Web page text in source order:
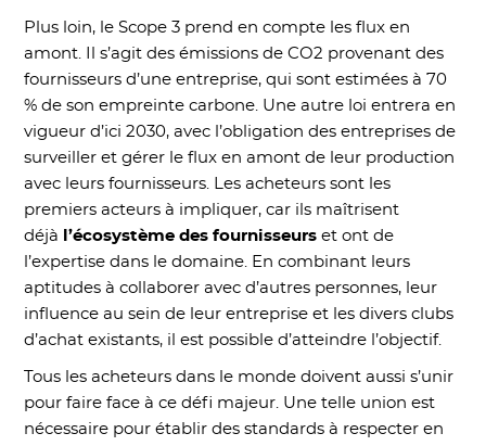
Plus loin, le Scope 3 prend en compte les flux en
amont. Il s’agit des émissions de CO2 provenant des
fournisseurs d’une entreprise, qui sont estimées à 70
% de son empreinte carbone. Une autre loi entrera en
vigueur d’ici 2030, avec l’obligation des entreprises de
surveiller et gérer le flux en amont de leur production
avec leurs fournisseurs. Les acheteurs sont les
premiers acteurs à impliquer, car ils maîtrisent
déjà
l’écosystème des fournisseurs et ont de
l’expertise dans le domaine. En combinant leurs
aptitudes à collaborer avec d’autres personnes, leur
influence au sein de leur entreprise et les divers clubs
d’achat existants, il est possible d’atteindre l’objectif.
Tous les acheteurs dans le monde doivent aussi s’unir
pour faire face à ce défi majeur. Une telle union est
nécessaire pour établir des standards à respecter en